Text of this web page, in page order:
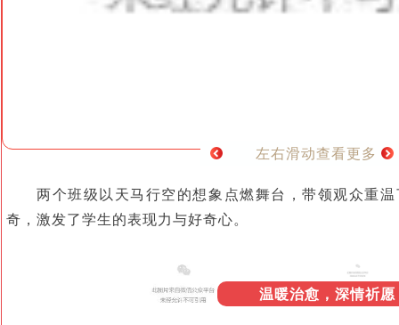
左右滑动查看更多
两个班级以天马行空的想象点燃舞台，带领观众重
奇，激发了学生的表现力与好奇心。
温暖治愈，深情祈愿